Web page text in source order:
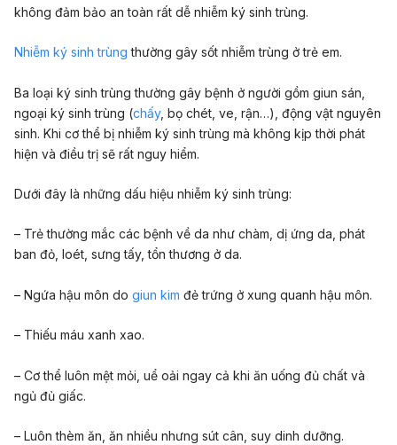
không đảm bảo an toàn rất dễ nhiễm ký sinh trùng.
Nhiễm ký sinh trùng thường gây sốt nhiễm trùng ở trẻ em.
Ba loại ký sinh trùng thường gây bệnh ở người gồm giun sán,
ngoại ký sinh trùng (chấy, bọ chét, ve, rận…), động vật nguyên
sinh. Khi cơ thể bị nhiễm ký sinh trùng mà không kịp thời phát
hiện và điều trị sẽ rất nguy hiểm.
Dưới đây là những dấu hiệu nhiễm ký sinh trùng:
– Trẻ thường mắc các bệnh về da như chàm, dị ứng da, phát
ban đỏ, loét, sưng tấy, tổn thương ở da.
– Ngứa hậu môn do giun kim đẻ trứng ở xung quanh hậu môn.
– Thiếu máu xanh xao.
– Cơ thể luôn mệt mỏi, uể oải ngay cả khi ăn uống đủ chất và
ngủ đủ giấc.
– Luôn thèm ăn, ăn nhiều nhưng sút cân, suy dinh dưỡng.